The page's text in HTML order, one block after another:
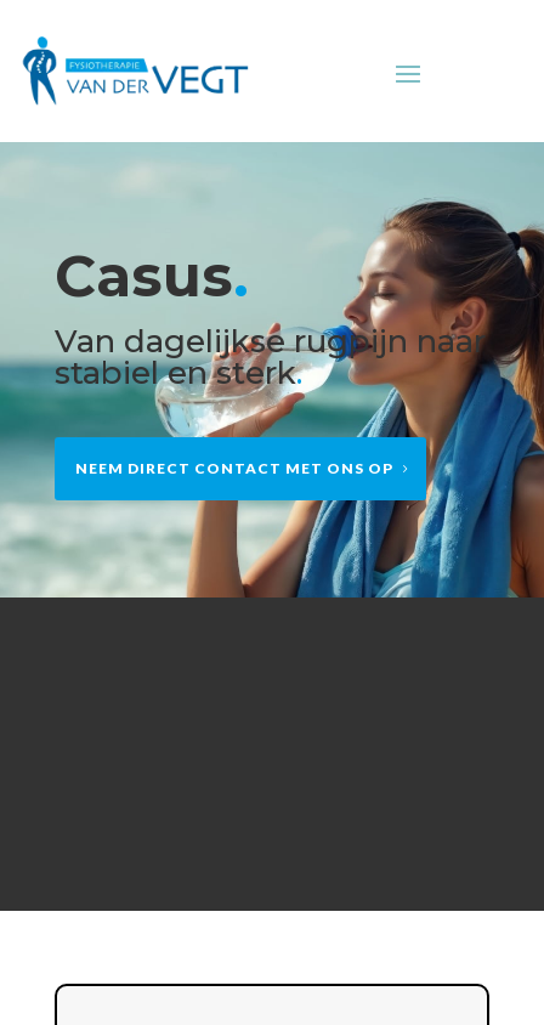
Casus.
Van dagelijkse rugpijn naar
stabiel en sterk.
NEEM DIRECT CONTACT MET ONS OP